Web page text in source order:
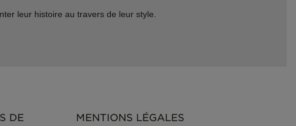
leur histoire au travers de leur style.
DE
MENTIONS LÉGALES